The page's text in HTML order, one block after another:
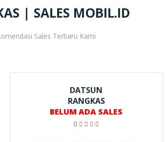
| SALES MOBIL.ID
Sales Terbaru Kami
DATSUN
RANGKAS
BELUM ADA SALES